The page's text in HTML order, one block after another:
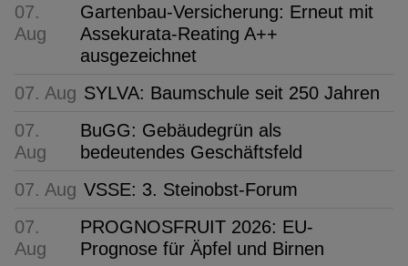
07.
Aug
Gartenbau-Versicherung: Erneut mit
Assekurata-Reating A++
ausgezeichnet
07. Aug SYLVA: Baumschule seit 250 Jahren
07.
Aug
BuGG: Gebäudegrün als
bedeutendes Geschäftsfeld
07. Aug VSSE: 3. Steinobst-Forum
07.
Aug
PROGNOSFRUIT 2026: EU-
Prognose für Äpfel und Birnen